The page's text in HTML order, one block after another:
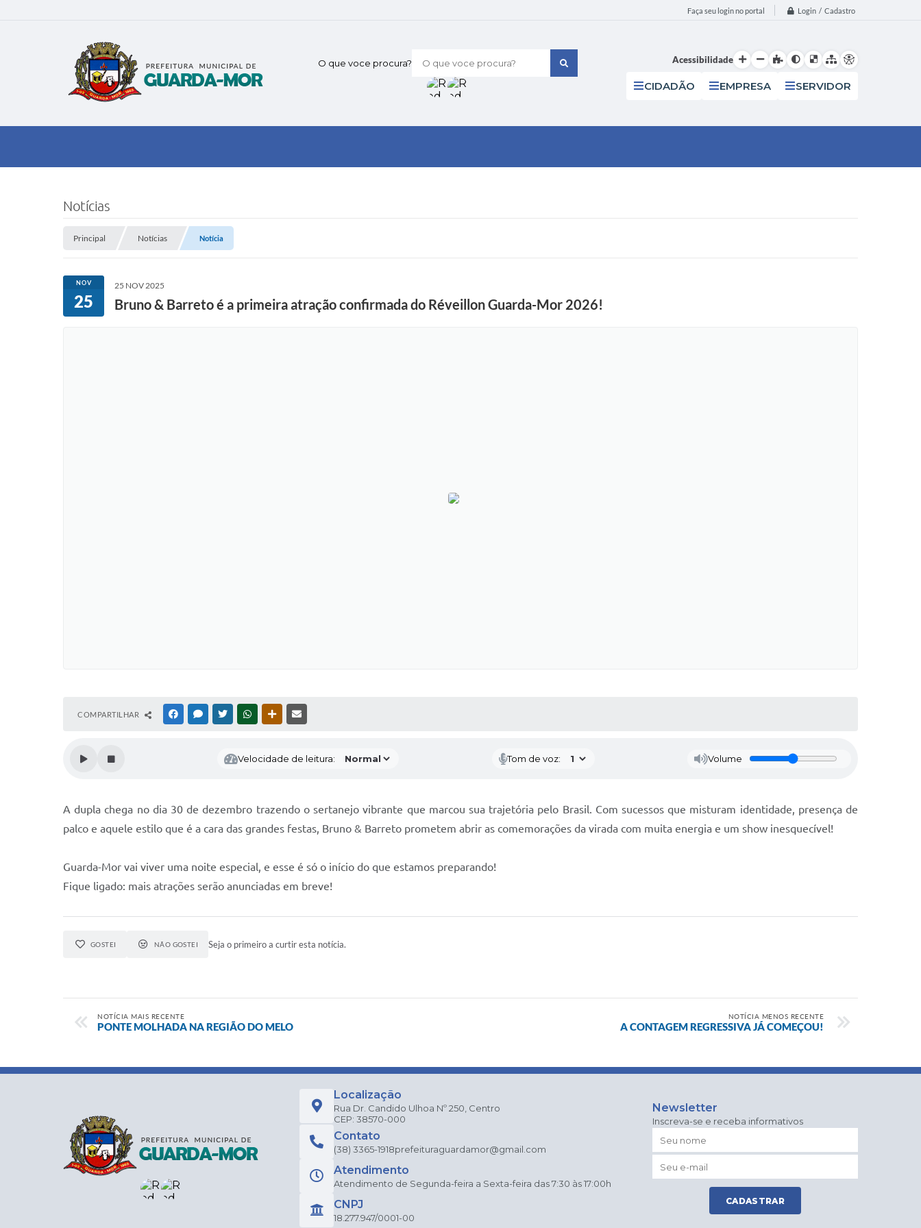
Faça seu login no portal Login / Cadastro
O que voce procura? Acessibilidade
CIDADÃO EMPRESA SERVIDOR
Notícias
Principal Notícias Notícia
NOV
25
25 NOV 2025
Bruno & Barreto é a primeira atração confirmada do Réveillon Guarda-Mor 2026!
COMPARTILHAR FACEBOOKMESSENGER
TWITTERWHATSAPPOUTRAS MÍDIAS
Velocidade de leitura: Tom de voz: Volume
A dupla chega no dia 30 de dezembro trazendo o sertanejo vibrante que marcou sua trajetória pelo Brasil. Com sucessos que misturam identidade, presença de
palco e aquele estilo que é a cara das grandes festas, Bruno & Barreto prometem abrir as comemorações da virada com muita energia e um show inesquecível!
Guarda-Mor vai viver uma noite especial, e esse é só o início do que estamos preparando!
Fique ligado: mais atrações serão anunciadas em breve!
GOSTEI NÃO GOSTEI Seja o primeiro a curtir esta notícia.
NOTÍCIA MAIS RECENTE
PONTE MOLHADA NA REGIÃO DO MELO
NOTÍCIA MENOS RECENTE
A CONTAGEM REGRESSIVA JÁ COMEÇOU!
Localização
Rua Dr. Candido Ulhoa Nº 250, Centro
CEP: 38570-000
Contato
(38) 3365-1918prefeituraguardamor@gmail.com
Atendimento
Atendimento de Segunda-feira a Sexta-feira das 7:30 às 17:00h
CNPJ
18.277.947/0001-00
Newsletter
Inscreva-se e receba informativos
CADASTRAR